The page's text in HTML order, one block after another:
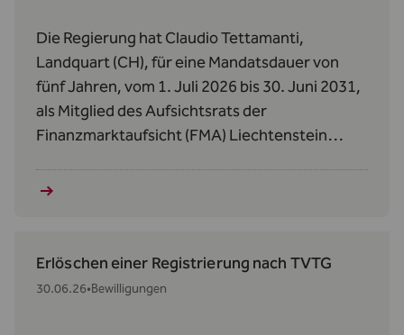
Die Regierung hat Claudio Tettamanti,
Landquart (CH), für eine Mandatsdauer von
fünf Jahren, vom 1. Juli 2026 bis 30. Juni 2031,
als Mitglied des Aufsichtsrats der
Finanzmarktaufsicht (FMA) Liechtenstein
Erlöschen einer Registrierung nach TVTG
30.06.26•Bewilligungen